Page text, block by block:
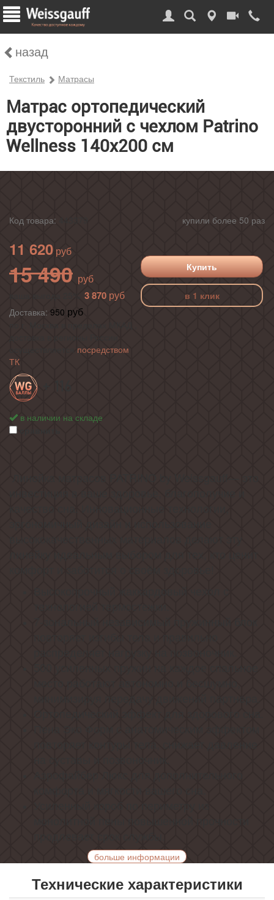
назад
Текстиль Матрасы
Матрас ортопедический
двусторонний с чехлом Patrino
Wellness 140х200 см
Код товара:
11 620
15 490
3 870
Доставка: 950
посредством
ТК
в наличии на складе
купили более 50 раз
Купить
в 1 клик
больше информации
Технические характеристики